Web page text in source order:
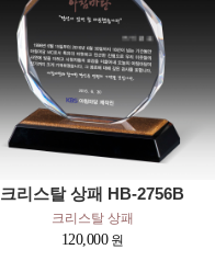
크리스탈 상패 HB-2756B
크리스탈 상패
120,000